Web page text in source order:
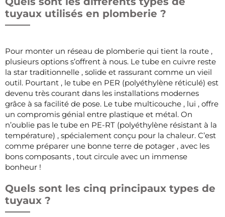
tuyaux utilisés en plomberie ?
Pour monter un réseau de plomberie qui tient la route ,
plusieurs options s’offrent à nous. Le tube en cuivre reste
la star traditionnelle , solide et rassurant comme un vieil
outil. Pourtant , le tube en PER (polyéthylène réticulé) est
devenu très courant dans les installations modernes
grâce à sa facilité de pose. Le tube multicouche , lui , offre
un compromis génial entre plastique et métal. On
n’oublie pas le tube en PE-RT (polyéthylène résistant à la
température) , spécialement conçu pour la chaleur. C’est
comme préparer une bonne terre de potager , avec les
bons composants , tout circule avec un immense
bonheur !
Quels sont les cinq principaux types de
tuyaux ?